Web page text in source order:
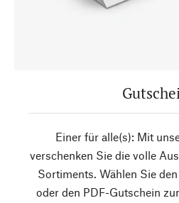
Einer für alle(s): Mit
verschenken Sie die volle
Sortiments. Wählen Sie
oder den PDF-Gutschein